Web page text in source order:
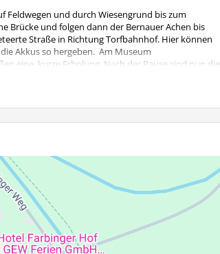
Feldwegen und durch Wiesengrund bis zum
Brücke und folgen dann der Bernauer Achen bis
Straße in Richtung Torfbahnhof. Hier können
Akkus so hergeben. Am Museum
eine kurze Erholung. Nach der Pause sind nun die
und Unterziehhauben, Regencapes.
Sonnenbrille und Sonnencreme